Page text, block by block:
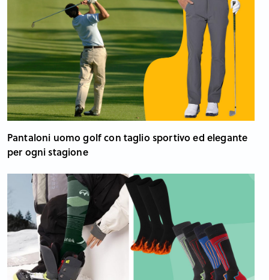
Pantaloni uomo golf con taglio sportivo ed elegante
per ogni stagione